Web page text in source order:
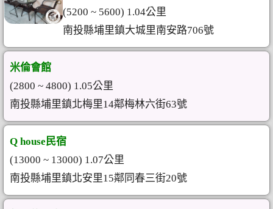
(5200 ~ 5600) 1.04公里
南投縣埔里鎮大城里南安路706號
米倫會館
(2800 ~ 4800) 1.05公里
南投縣埔里鎮北梅里14鄰梅林六街63號
Q house民宿
(13000 ~ 13000) 1.07公里
南投縣埔里鎮北安里15鄰同春三街20號